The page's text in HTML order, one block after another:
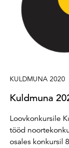
KULDMUNA 2020
Kuldmuna
Loovkonkursile
tööd
osales konkursil